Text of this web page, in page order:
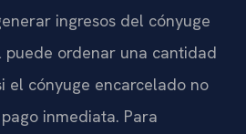
ingresos del cónyuge
puede ordenar una cantidad
el cónyuge encarcelado no
inmediata. Para